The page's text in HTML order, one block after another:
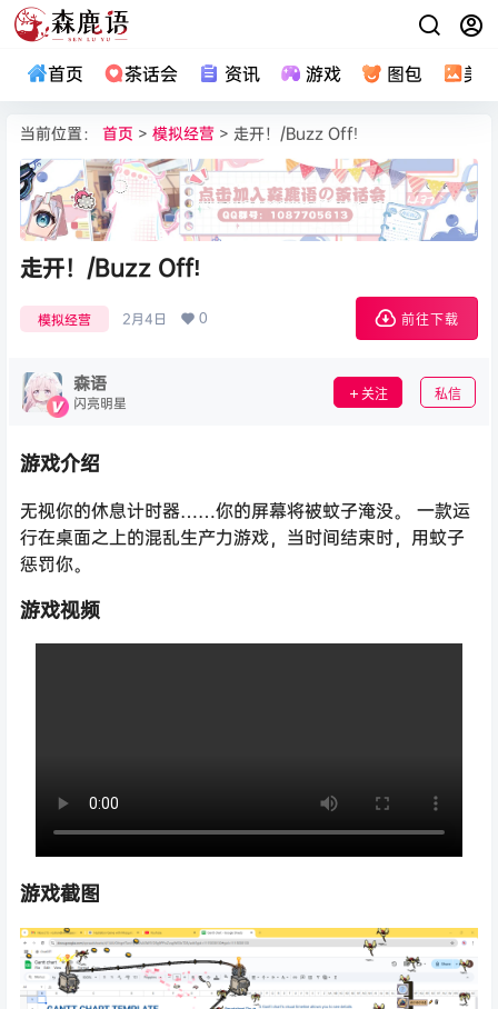
首页 茶话会 资讯 游戏 图包 美
当前位置： 首页 > 模拟经营 > 走开！/Buzz Off!
走开！/Buzz Off!
模拟经营 2月4日 0 前往下载
森语
闪亮明星 关注 私信
游戏介绍
无视你的休息计时器……你的屏幕将被蚊子淹没。 一款运
行在桌面之上的混乱生产力游戏，当时间结束时，用蚊子
惩罚你。
游戏视频
游戏截图